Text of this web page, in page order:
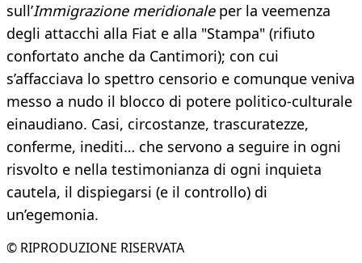
sull’Immigrazione meridionaleper la veemenza
degli attacchi alla Fiat e alla "Stampa" (rifiuto
confortato anche da Cantimori); con cui
s’affacciava lo spettro censorio e comunque veniva
messo a nudo il blocco di potere politico-culturale
einaudiano. Casi, circostanze, trascuratezze,
conferme, inediti… che servono a seguire in ogni
risvolto e nella testimonianza di ogni inquieta
cautela, il dispiegarsi (e il controllo) di
un’egemonia.
© RIPRODUZIONE RISERVATA